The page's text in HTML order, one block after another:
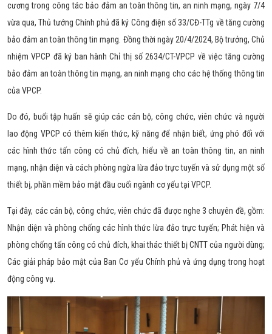
cương trong công tác bảo đảm an toàn thông tin, an ninh mạng, ngày 7/4
vừa qua, Thủ tướng Chính phủ đã ký Công điện số 33/CĐ-TTg về tăng cường
bảo đảm an toàn thông tin mạng. Đồng thời ngày 20/4/2024, Bộ trưởng, Chủ
nhiệm VPCP đã ký ban hành Chỉ thị số 2634/CT-VPCP về việc tăng cường
bảo đảm an toàn thông tin mạng, an ninh mạng cho các hệ thống thông tin
của VPCP.
Do đó, buổi tập huấn sẽ giúp các cán bộ, công chức, viên chức và người
lao động VPCP có thêm kiến thức, kỹ năng để nhận biết, ứng phó đối với
các hình thức tấn công có chủ đích, hiểu về an toàn thông tin, an ninh
mạng, nhận diện và cách phòng ngừa lừa đảo trực tuyến và sử dụng một số
thiết bị, phần mềm bảo mật đầu cuối ngành cơ yếu tại VPCP.
Tại đây, các cán bộ, công chức, viên chức đã được nghe 3 chuyên đề, gồm:
Nhận diện và phòng chống các hình thức lừa đảo trực tuyến; Phát hiện và
phòng chống tấn công có chủ đích, khai thác thiết bị CNTT của người dùng;
Các giải pháp bảo mật của Ban Cơ yếu Chính phủ và ứng dụng trong hoạt
động công vụ.